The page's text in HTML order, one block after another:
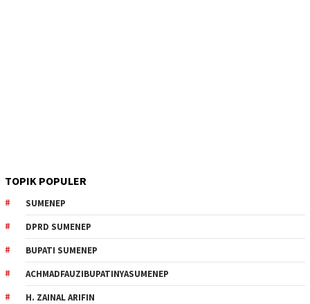
TOPIK POPULER
SUMENEP
DPRD SUMENEP
BUPATI SUMENEP
ACHMADFAUZIBUPATINYASUMENEP
H. ZAINAL ARIFIN